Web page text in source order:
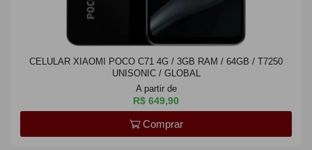
CELULAR XIAOMI POCO C71 4G / 3GB RAM / 64GB / T7250
UNISONIC / GLOBAL
A partir de
R$ 649,90
Comprar